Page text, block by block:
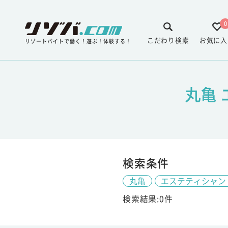
リゾートバイトで働く！遊ぶ！体験する！
0
お気に
こだわり検索
丸亀
検索条件
丸亀
エステティシャ
検索結果:0件